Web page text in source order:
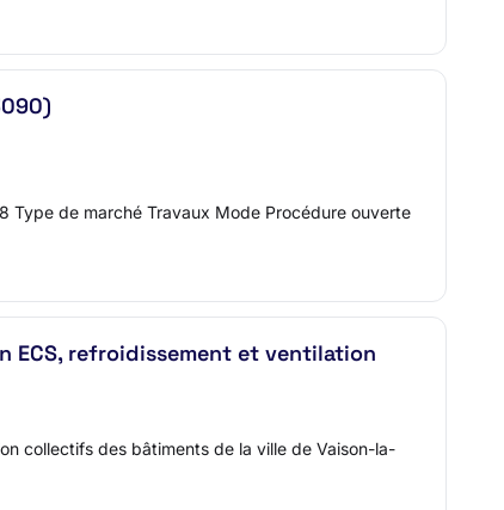
de marché Travaux Mode Procédure ouverte
refroidissement et ventilation
collectifs des bâtiments de la ville de Vaison-la-